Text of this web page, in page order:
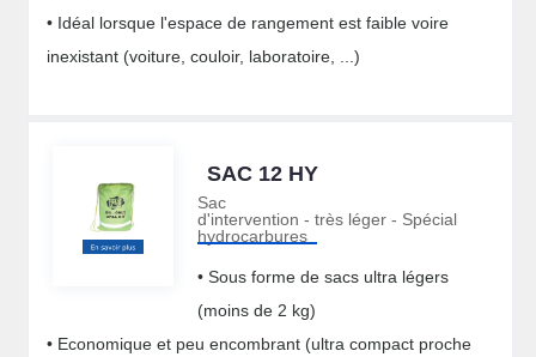
• Idéal lorsque l'espace de rangement est faible voire
inexistant (voiture, couloir, laboratoire, ...)
SAC 12 HY
Sac
d'intervention - très léger - Spécial
hydrocarbures
• Sous forme de sacs ultra légers
(moins de 2 kg)
• Economique et peu encombrant (ultra compact proche